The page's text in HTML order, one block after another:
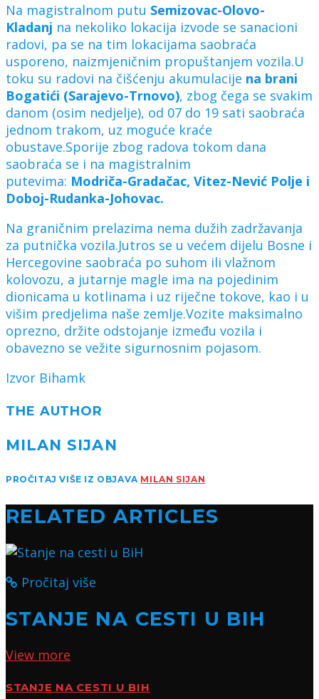
Na magistralnom putu Semizovac-Olovo-
Kladanj na nekoliko lokacija izvode se sanacioni
radovi, pa se na tim lokacijama saobraća
usporeno, naizmjeničnim propuštanjem vozila.U
toku su radovi na čišćenju akumulacije na brani
Bogatići (Sarajevo-Trnovo), zbog čega se svakim
danom (osim nedjelje), od 07 do 19 sati saobraća
jednom trakom, uz moguće kraće
obustave.Sporije zbog radova tokom dana
saobraća se i na magistralnim
putevima: Modriča-Gradačac, Vitez-Nević Polje i
Doboj-Rudanka-Johovac.
Na graničnim prelazima nema dužih zadržavanja
za putnička vozila.Jutros se u većem dijelu Bosne i
Hercegovine saobraća po suhom ili vlažnom
kolovozu, a jutarnje magle ima na pojedinim
dionicama u kotlinama i uz riječne tokove, kao i u
višim predjelima naše zemlje.Vozite maksimalno
oprezno, držite odstojanje između vozila i
obavezno se vežite sigurnosnim pojasom.
Izvor Bihamk
THE AUTHOR
MILAN SIJAN
PROČITAJ VIŠE IZ OBJAVA MILAN SIJAN
RELATED ARTICLES
Pročitaj više
STANJE NA CESTI U BIH
View more
STANJE NA CESTI U BIH